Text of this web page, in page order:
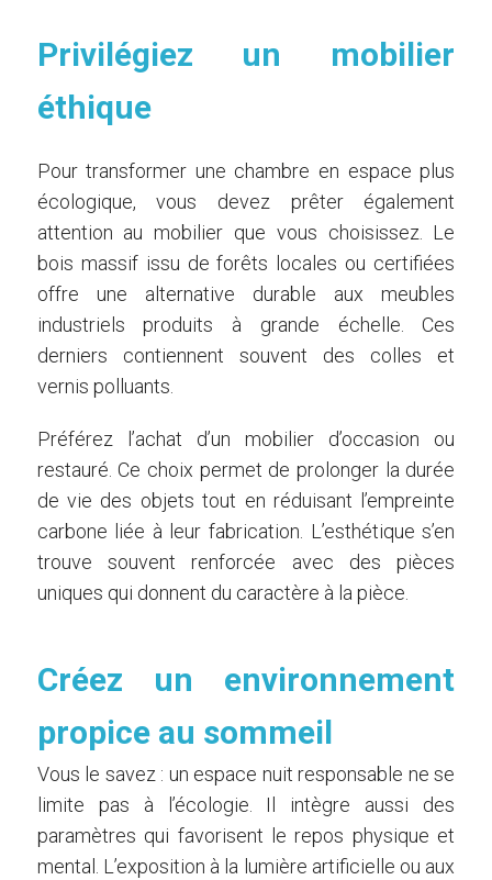
Privilégiez un mobilier
éthique
Pour transformer une chambre en espace plus
écologique, vous devez prêter également
attention au mobilier que vous choisissez. Le
bois massif issu de forêts locales ou certifiées
offre une alternative durable aux meubles
industriels produits à grande échelle. Ces
derniers contiennent souvent des colles et
vernis polluants.
Préférez l’achat d’un mobilier d’occasion ou
restauré. Ce choix permet de prolonger la durée
de vie des objets tout en réduisant l’empreinte
carbone liée à leur fabrication. L’esthétique s’en
trouve souvent renforcée avec des pièces
uniques qui donnent du caractère à la pièce.
Créez un environnement
propice au sommeil
Vous le savez : un espace nuit responsable ne se
limite pas à l’écologie. Il intègre aussi des
paramètres qui favorisent le repos physique et
mental. L’exposition à la lumière artificielle ou aux